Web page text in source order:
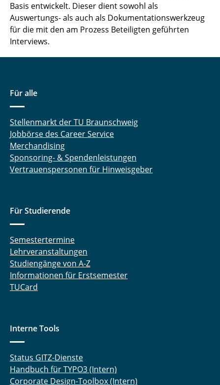
Vergabestrategie im Krankenhausneubau
《 Zurück zu Forschung
Basis entwickelt. Dieser dient sowohl als
Auswertungs- als auch als Dokumentationswerkzeug
für die mit den am Prozess Beteiligten geführten
Interviews.
Für alle
Stellenmarkt der TU Braunschweig
Jobbörse des Career Service
Merchandising
Sponsoring- & Spendenleistungen
Vertrauenspersonen für Hinweisgeber
Für Studierende
Semestertermine
Lehrveranstaltungen
Studiengänge von A-Z
Informationen für Erstsemester
TUCard
Interne Tools
Status GITZ-Dienste
Handbuch für TYPO3 (Intern)
Corporate Design-Toolbox (Intern)